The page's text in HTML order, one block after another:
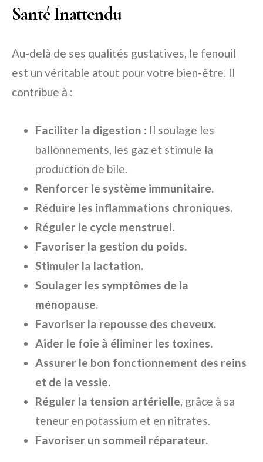
Santé Inattendu
Au-delà de ses qualités gustatives, le fenouil
est un véritable atout pour votre bien-être. Il
contribue à :
Faciliter la digestion : Il soulage les
ballonnements, les gaz et stimule la
production de bile.
Renforcer le système immunitaire.
Réduire les inflammations chroniques.
Réguler le cycle menstruel.
Favoriser la gestion du poids.
Stimuler la lactation.
Soulager les symptômes de la
ménopause.
Favoriser la repousse des cheveux.
Aider le foie à éliminer les toxines.
Assurer le bon fonctionnement des reins
et de la vessie.
Réguler la tension artérielle, grâce à sa
teneur en potassium et en nitrates.
Favoriser un sommeil réparateur.